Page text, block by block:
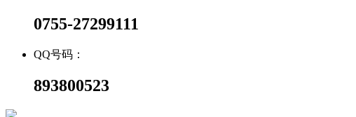
0755-27299111
QQ号码：
893800523